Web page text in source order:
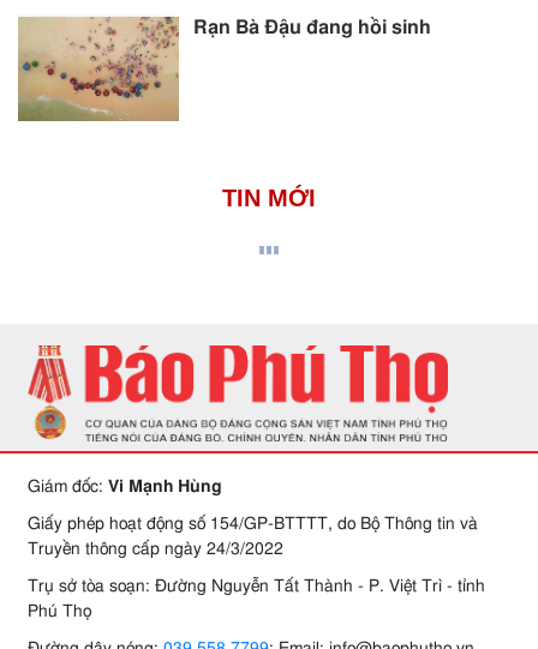
Rạn Bà Đậu đang hồi sinh
TIN MỚI
Giám đốc: Vi Mạnh Hùng
Giấy phép hoạt động số 154/GP-BTTTT, do Bộ Thông tin và
Truyền thông cấp ngày 24/3/2022
Trụ sở tòa soạn: Đường Nguyễn Tất Thành - P. Việt Trì - tỉnh
Phú Thọ